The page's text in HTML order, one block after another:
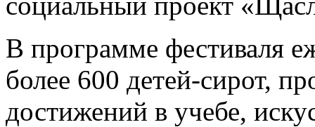
В программе фестиваля
более 600 детей-сирот,
достижений в учебе,